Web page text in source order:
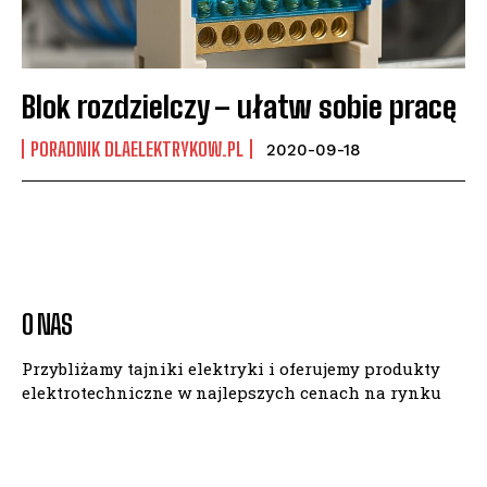
Blok rozdzielczy – ułatw sobie pracę
PORADNIK DLAELEKTRYKOW.PL 2020-09-18
O NAS
Przybliżamy tajniki elektryki i oferujemy produkty
elektrotechniczne w najlepszych cenach na rynku